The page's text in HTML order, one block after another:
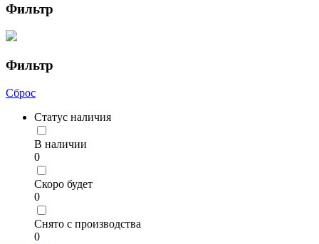
Фильтр
Фильтр
Сброс
Статус наличия
В наличии
0
Скоро будет
0
Снято с производства
0